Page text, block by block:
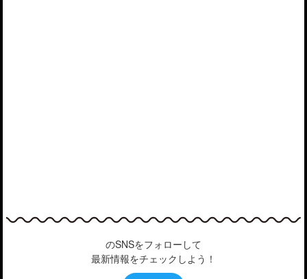
のSNSをフォローして
最新情報をチェックしよう！